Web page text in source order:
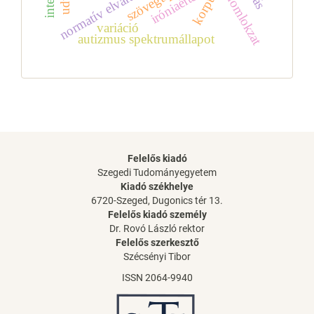
homlokzat
autizmus spektrumállapot
variáció
Felelős kiadó
Szegedi Tudományegyetem
Kiadó székhelye
6720-Szeged, Dugonics tér 13.
Felelős kiadó személy
Dr. Rovó László rektor
Felelős szerkesztő
Szécsényi Tibor
ISSN 2064-9940